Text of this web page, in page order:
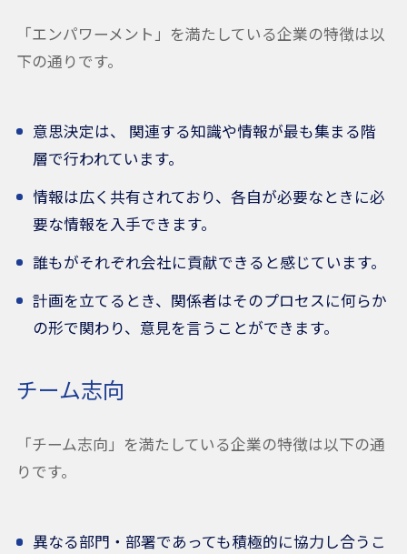
「エンパワーメント」を満たしている企業の特徴は以
下の通りです。
意思決定は、
関連する知識や情報が最も集まる階
層で行われています。
情報は広く共有されており、各自が必要なときに必
要な情報を入手できます。
誰もがそれぞれ会社に貢献できると感じています。
計画を立てるとき、関係者はそのプロセスに何らか
の形で関わり、意見を言うことができます。
チーム志向
「チーム志向」を満たしている企業の特徴は以下の通
りです。
異なる部門・部署であっても積極的に協力し合うこ